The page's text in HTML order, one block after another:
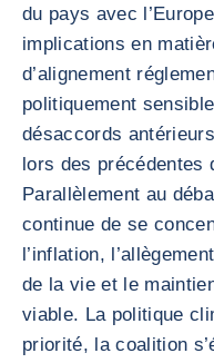
du pays avec
implications en
d’alignement
politiquement
désaccords
lors des précédentes
Parallèlement au
continue de se
l’inflation,
de la vie et le
viable. La politique
priorité, la coalition